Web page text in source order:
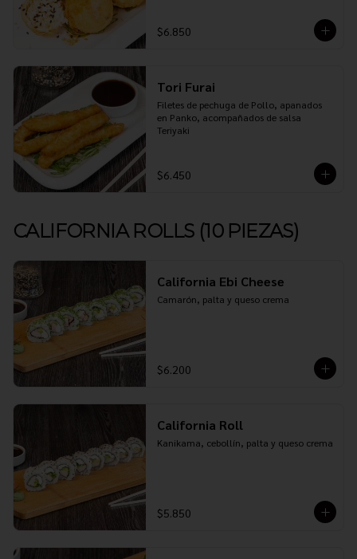
$6.850
Tori Furai
Filetes de pechuga de Pollo, apanados
en Panko, acompañados de salsa
Teriyaki
$6.450
CALIFORNIA ROLLS (10 PIEZAS)
California Ebi Cheese
Camarón, palta y queso crema
$6.200
California Roll
Kanikama, cebollín, palta y queso crema
$5.850